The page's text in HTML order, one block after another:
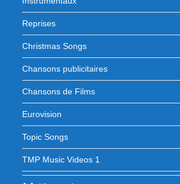
Reprises
Christmas Songs
Chansons publicitaires
Chansons de Films
Eurovision
Topic Songs
TMP Music Videos 1